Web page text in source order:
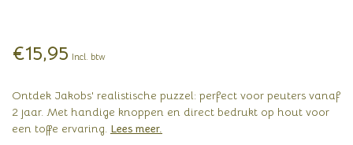
€15,95 Incl. btw
Ontdek Jakobs' realistische puzzel: perfect voor peuters vanaf
2 jaar. Met handige knoppen en direct bedrukt op hout voor
een toffe ervaring. Lees meer.